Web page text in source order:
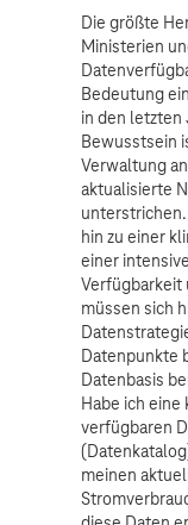
Die größte
Ministerien
Bedeutung
in den letzten
Bewusstsein
Verwaltung
aktualisierte
hin zu einer
einer
Verfügbarkeit
müssen sich
Datenpunkte
Datenbasis
Habe ich
verfügbaren
meinen